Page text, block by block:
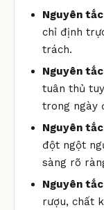
Nguyên tắc
chỉ định
trách.
Nguyên
tuân thủ
trong ngày
Nguyên
đột ngột
sàng rõ
Nguyên
rượu, chất